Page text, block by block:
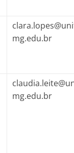
mg.edu.br
mg.edu.br